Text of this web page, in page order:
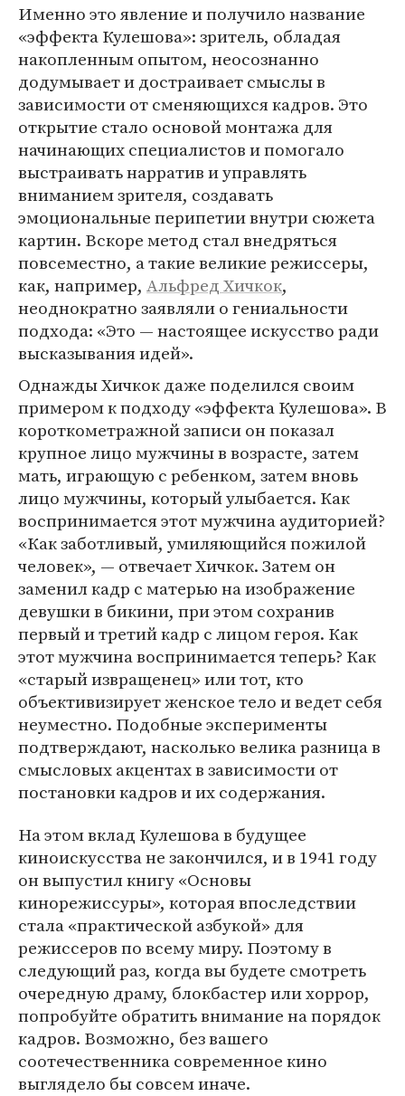
Именно это явление и получило название
«эффекта Кулешова»: зритель, обладая
накопленным опытом, неосознанно
додумывает и достраивает смыслы в
зависимости от сменяющихся кадров. Это
открытие стало основой монтажа для
начинающих специалистов и помогало
выстраивать нарратив и управлять
вниманием зрителя, создавать
эмоциональные перипетии внутри сюжета
картин. Вскоре метод стал внедряться
повсеместно, а такие великие режиссеры,
как, например, Альфред Хичкок,
неоднократно заявляли о гениальности
подхода: «Это — настоящее искусство ради
высказывания идей».
Однажды Хичкок даже поделился своим
примером к подходу «эффекта Кулешова». В
короткометражной записи он показал
крупное лицо мужчины в возрасте, затем
мать, играющую с ребенком, затем вновь
лицо мужчины, который улыбается. Как
воспринимается этот мужчина аудиторией?
«Как заботливый, умиляющийся пожилой
человек», — отвечает Хичкок. Затем он
заменил кадр с матерью на изображение
девушки в бикини, при этом сохранив
первый и третий кадр с лицом героя. Как
этот мужчина воспринимается теперь? Как
«старый извращенец» или тот, кто
объективизирует женское тело и ведет себя
неуместно. Подобные эксперименты
подтверждают, насколько велика разница в
смысловых акцентах в зависимости от
постановки кадров и их содержания.
На этом вклад Кулешова в будущее
киноискусства не закончился, и в 1941 году
он выпустил книгу «Основы
кинорежиссуры», которая впоследствии
стала «практической азбукой» для
режиссеров по всему миру. Поэтому в
следующий раз, когда вы будете смотреть
очередную драму, блокбастер или хоррор,
попробуйте обратить внимание на порядок
кадров. Возможно, без вашего
соотечественника современное кино
выглядело бы совсем иначе.